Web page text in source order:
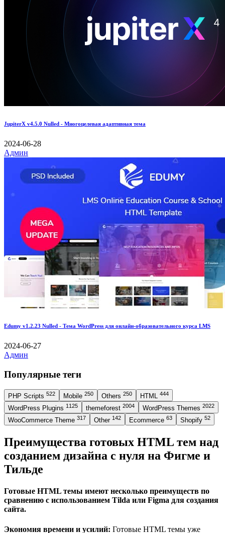
JupiterX v4.5.0 Nulled - Многоцелевая адаптивная тема
2024-06-28
Админ
Edumy v1.2.23 Nulled - Тема WordPress для онлайн-образовательного курса LMS
2024-06-27
Админ
Популярные теги
PHP Scripts 522 Mobile 250 Others 250 HTML 444
WordPress Plugins 1125 themeforest 2004 WordPress Themes 2022
WooCommerce Theme 317 Other 142 Ecommerce 63 Shopify 52
Преимущества готовых HTML тем над
созданием дизайна с нуля на Фигме и
Тильде
Готовые HTML темы имеют несколько преимуществ по
сравнению с использованием Tilda или Figma для создания
сайта.
Экономия времени и усилий: Готовые HTML темы уже